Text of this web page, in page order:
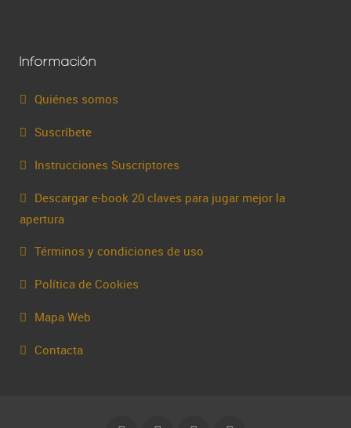
Información
Quiénes somos
Suscríbete
Instrucciones Suscriptores
Descargar e-book 20 claves para jugar mejor la
apertura
Términos y condiciones de uso
Política de Cookies
Mapa Web
Contacta